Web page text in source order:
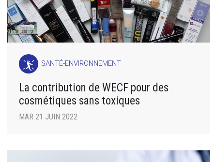
SANTÉ-ENVIRONNEMENT
La contribution de WECF pour des
cosmétiques sans toxiques
MAR 21 JUIN 2022